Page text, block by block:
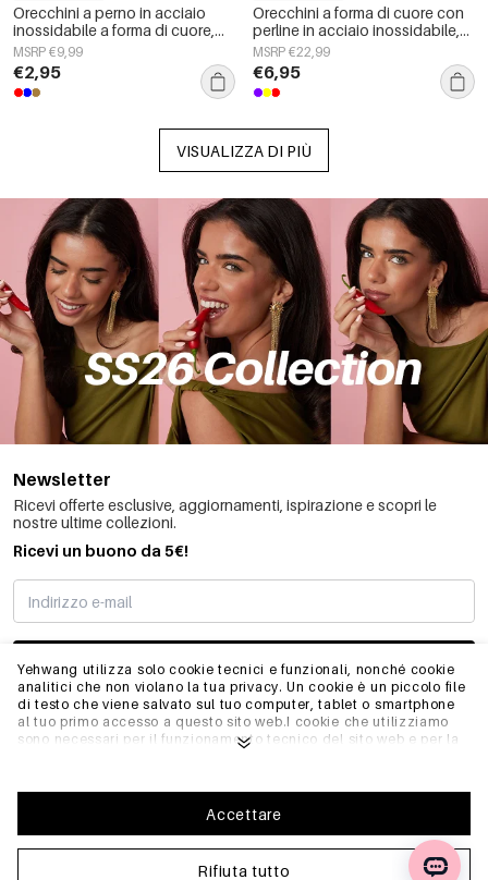
Yehwang utilizza solo cookie tecnici e funzionali, nonché cookie
analitici che non violano la tua privacy. Un cookie è un piccolo file
di testo che viene salvato sul tuo computer, tablet o smartphone
al tuo primo accesso a questo sito web.I cookie che utilizziamo
sono necessari per il funzionamento tecnico del sito web e per la
permettono anche di ottimizzare il nostro sito web.Per garantire
una buona esperienza di navigazione e acquisto su Yehwang, ti
Puoi disiscriverti dai cookie regolando le impostazioni del tuo
browser internet in modo che non memorizzi più i cookie. Puoi
Rifiuta tutto
Accettare
Orecchini a perno in acciaio
inossidabile a forma di cuore,
semplici, della serie Daily
Simple, gioielli da donna.
MSRP €9,99
€2,95
Orecchini a forma di cuore con
perline in acciaio inossidabile,
semplici, della serie Daily
Simple, gioielli da donna.
MSRP €22,99
€6,95
VISUALIZZA DI PIÙ
Newsletter
Ricevi offerte esclusive, aggiornamenti, ispirazione e scopri le
nostre ultime collezioni.
Ricevi un buono da 5€!
MI STO REGISTRANDO
INFO